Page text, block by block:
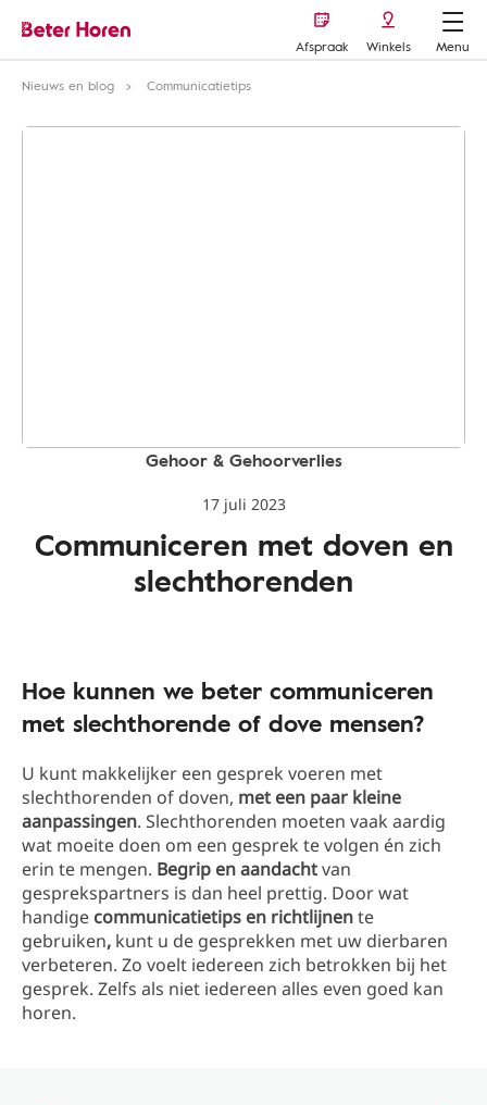
Afspraak Winkels
Menu
Nieuws en blog
Communicatietips
Gehoor & Gehoorverlies
17 juli 2023
Communiceren met doven en
slechthorenden
Hoe kunnen we beter communiceren
met slechthorende of dove mensen?
U kunt makkelijker een gesprek voeren met
slechthorenden of doven, met een paar kleine
aanpassingen. Slechthorenden moeten vaak aardig
wat moeite doen om een gesprek te volgen én zich
erin te mengen. Begrip en aandachtvan
gesprekspartners is dan heel prettig. Door wat
handige communicatietips en richtlijnente
gebruiken, kunt u de gesprekken met uw dierbaren
verbeteren. Zo voelt iedereen zich betrokken bij het
gesprek. Zelfs als niet iedereen alles even goed kan
horen.